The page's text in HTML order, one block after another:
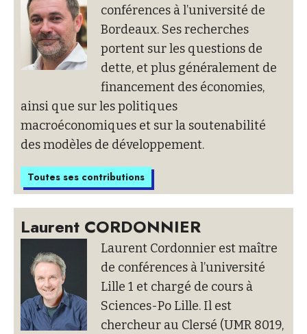
conférences à l’université de
Bordeaux. Ses recherches
portent sur les questions de
dette, et plus généralement de
financement des économies,
ainsi que sur les politiques
macroéconomiques et sur la soutenabilité
des modèles de développement.
Toutes ses contributions
Laurent CORDONNIER
Laurent Cordonnier est maître
de conférences à l’université
Lille 1 et chargé de cours à
Sciences-Po Lille. Il est
chercheur au Clersé (UMR 8019,